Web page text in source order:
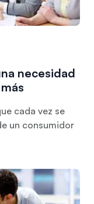
necesidad
cada vez se
un consumidor